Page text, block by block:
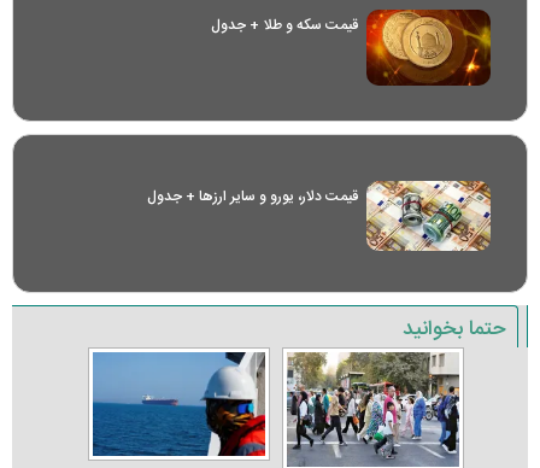
قیمت سکه و طلا + جدول
قیمت دلار، یورو و سایر ارز‌ها + جدول
حتما بخوانید